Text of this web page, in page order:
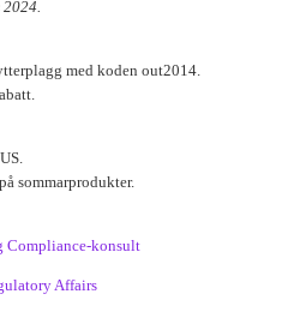
med koden out2014.
sommarprodukter.
Compliance-konsult
Affairs